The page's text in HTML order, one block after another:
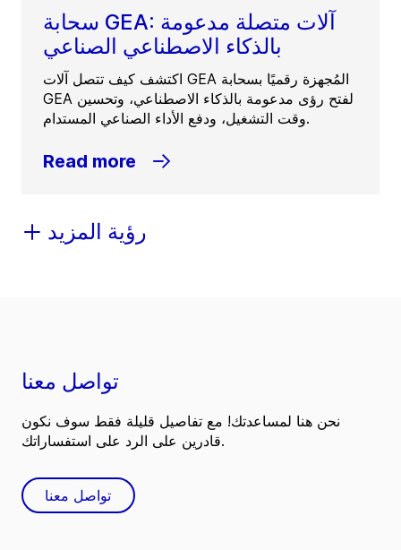
سحابة GEA: آلات متصلة مدعومة
بالذكاء الاصطناعي الصناعي
اكتشف كيف تتصل آلات GEA المُجهزة رقميًا بسحابة
GEA لفتح رؤى مدعومة بالذكاء الاصطناعي، وتحسين
وقت التشغيل، ودفع الأداء الصناعي المستدام.
Read more
رؤية المزيد
تواصل معنا
نحن هنا لمساعدتك! مع تفاصيل قليلة فقط سوف نكون
قادرين على الرد على استفساراتك.
تواصل معنا